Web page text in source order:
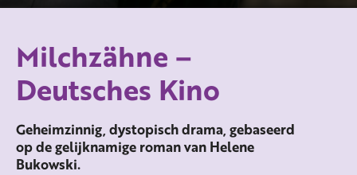
Milchzähne –
Deutsches Kino
Geheimzinnig, dystopisch drama, gebaseerd
op de gelijknamige roman van Helene
Bukowski.